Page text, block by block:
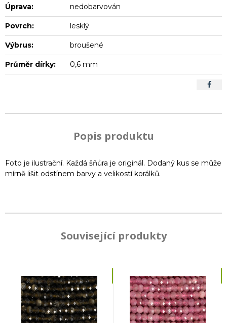
Úprava: nedobarvován
Povrch: lesklý
Výbrus: broušené
Průměr dírky: 0,6 mm
Popis produktu
Foto je ilustrační. Každá šňůra je originál. Dodaný kus se může
mírně lišit odstínem barvy a velikostí korálků.
Související produkty